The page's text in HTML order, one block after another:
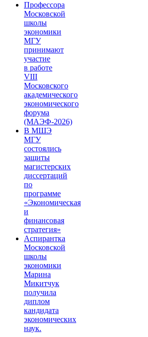
Профессора
Московской
школы
экономики
МГУ
принимают
участие
в работе
VIII
Московского
академического
экономического
форума
(МАЭФ-2026)
В МШЭ
МГУ
состоялись
защиты
магистерских
диссертаций
по
программе
«Экономическая
и
финансовая
стратегия»
Аспирантка
Московской
школы
экономики
Марина
Микитчук
получила
диплом
кандидата
экономических
наук.